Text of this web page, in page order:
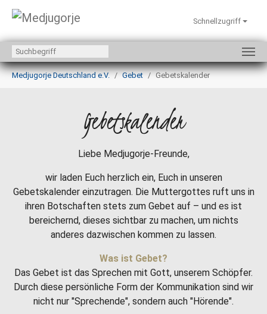
Zum Hauptinhalt springen
Schnellzugriff
Sie sind hier:
Medjugorje Deutschland e.V.
Gebet Gebetskalender
Gebetskalender
Liebe Medjugorje-Freunde,
wir laden Euch herzlich ein, Euch in unseren
Gebetskalender einzutragen. Die Muttergottes ruft uns in
ihren Botschaften stets zum Gebet auf – und es ist
bereichernd, dieses sichtbar zu machen, um nichts
anderes dazwischen kommen zu lassen.
Was ist Gebet?
Das Gebet ist das Sprechen mit Gott, unserem Schöpfer.
Durch diese persönliche Form der Kommunikation sind wir
nicht nur "Sprechende", sondern auch "Hörende".